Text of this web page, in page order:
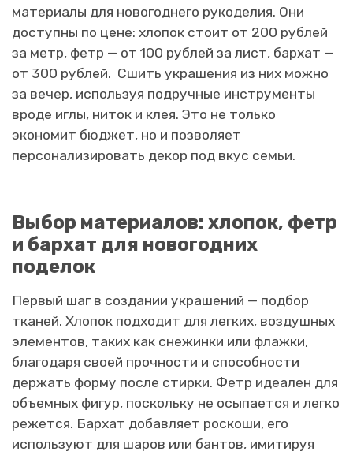
материалы для новогоднего рукоделия. Они
доступны по цене: хлопок стоит от 200 рублей
за метр, фетр — от 100 рублей за лист, бархат —
от 300 рублей. Сшить украшения из них можно
за вечер, используя подручные инструменты
вроде иглы, ниток и клея. Это не только
экономит бюджет, но и позволяет
персонализировать декор под вкус семьи.
Выбор материалов: хлопок, фетр
и бархат для новогодних
поделок
Первый шаг в создании украшений — подбор
тканей. Хлопок подходит для легких, воздушных
элементов, таких как снежинки или флажки,
благодаря своей прочности и способности
держать форму после стирки. Фетр идеален для
объемных фигур, поскольку не осыпается и легко
режется. Бархат добавляет роскоши, его
используют для шаров или бантов, имитируя